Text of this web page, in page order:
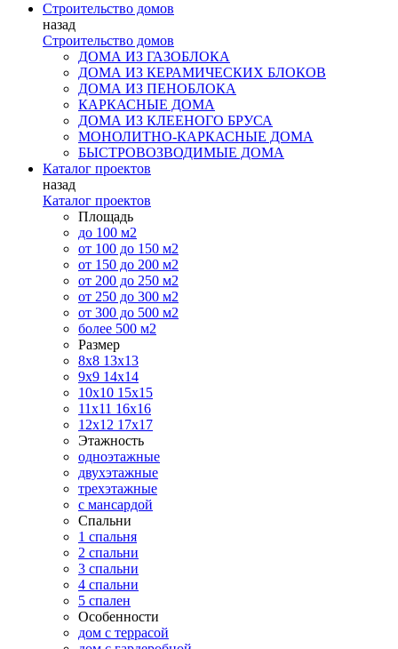
Строительство домов
назад
Строительство домов
ДОМА ИЗ ГАЗОБЛОКА
ДОМА ИЗ КЕРАМИЧЕСКИХ БЛОКОВ
ДОМА ИЗ ПЕНОБЛОКА
КАРКАСНЫЕ ДОМА
ДОМА ИЗ КЛЕЕНОГО БРУСА
МОНОЛИТНО-КАРКАСНЫЕ ДОМА
БЫСТРОВОЗВОДИМЫЕ ДОМА
Каталог проектов
назад
Каталог проектов
Площадь
до 100 м2
от 100 до 150 м2
от 150 до 200 м2
от 200 до 250 м2
от 250 до 300 м2
от 300 до 500 м2
более 500 м2
Размер
8х8 13х13
9х9 14х14
10х10 15х15
11x11 16х16
12х12 17х17
Этажность
одноэтажные
двухэтажные
трехэтажные
с мансардой
Спальни
1 спальня
2 спальни
3 спальни
4 спальни
5 спален
Особенности
дом с террасой